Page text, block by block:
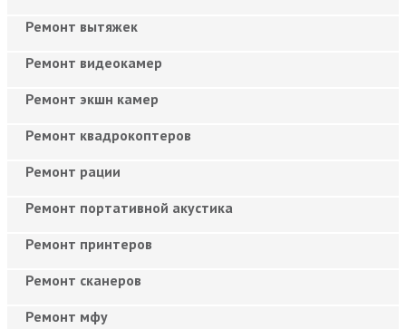
Ремонт вытяжек
Ремонт видеокамер
Ремонт экшн камер
Ремонт квадрокоптеров
Ремонт рации
Ремонт портативной акустика
Ремонт принтеров
Ремонт сканеров
Ремонт мфу